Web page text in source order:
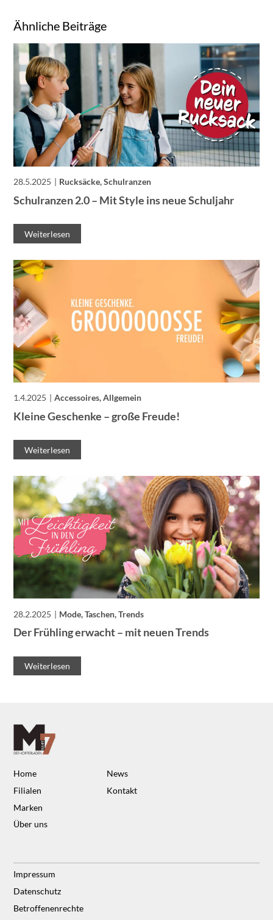
Ähnliche Beiträge
28.5.2025 Rucksäcke, Schulranzen
Schulranzen 2.0 – Mit Style ins neue Schuljahr
Weiterlesen
1.4.2025 Accessoires, Allgemein
Kleine Geschenke – große Freude!
Weiterlesen
28.2.2025 Mode, Taschen, Trends
Der Frühling erwacht – mit neuen Trends
Weiterlesen
Home
Filialen
Marken
Über uns
News
Kontakt
Impressum
Datenschutz
Betroffenenrechte